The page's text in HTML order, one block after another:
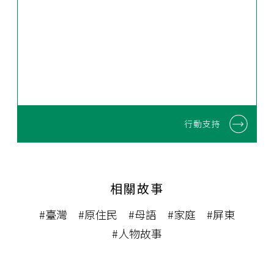
行動支持
相關故事
#臺灣 #原住民 #母語 #家庭
#屏東
#人物故事